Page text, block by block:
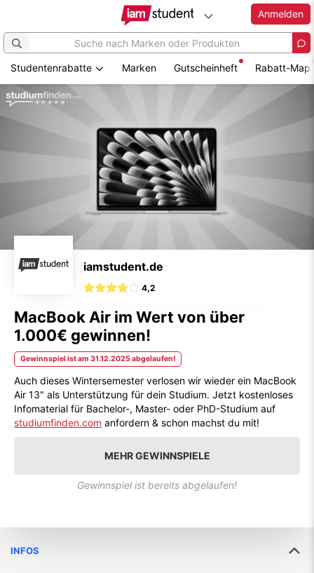
Zum
Hauptinhalt
springen
Anmelden
Studentenrabatte Marken Gutscheinheft Rabatt-Map
iamstudent.de
4,2
MacBook Air im Wert von über
1.000€ gewinnen!
Gewinnspiel ist am 31.12.2025 abgelaufen!
Auch dieses Wintersemester verlosen wir wieder ein MacBook
Air 13" als Unterstützung für dein Studium. Jetzt kostenloses
Infomaterial für Bachelor-, Master- oder PhD-Studium auf
studiumfinden.com anfordern & schon machst du mit!
MEHR GEWINNSPIELE
Gewinnspiel ist bereits abgelaufen!
INFOS